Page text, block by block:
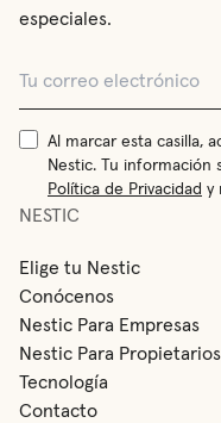
especiales.
Al marcar esta casilla,
Nestic. Tu información
Política de Privacidad y
NESTIC
Elige tu Nestic
Conócenos
Nestic Para Empresas
Nestic Para Propietarios
Tecnología
Contacto